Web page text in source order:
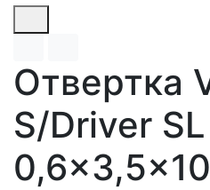
Отвертка
S/Driver SL